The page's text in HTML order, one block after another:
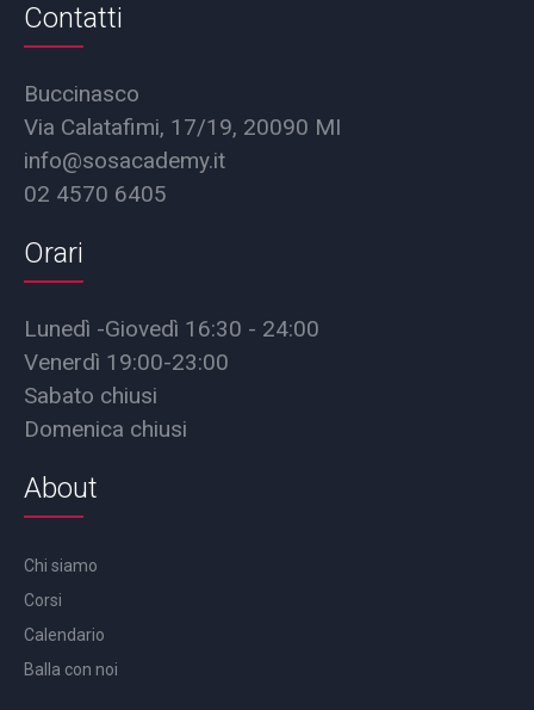
Contatti
Buccinasco
Via Calatafimi, 17/19, 20090 MI
info@sosacademy.it
02 4570 6405
Orari
Lunedì -Giovedì 16:30 - 24:00
Venerdì 19:00-23:00
Sabato chiusi
Domenica chiusi
About
Chi siamo
Corsi
Calendario
Balla con noi